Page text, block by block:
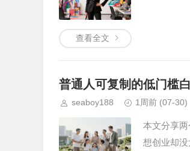
查看全文
普通人可复制的低门槛
seaboy188 1周前 (07-30)
本文分享
想创业却